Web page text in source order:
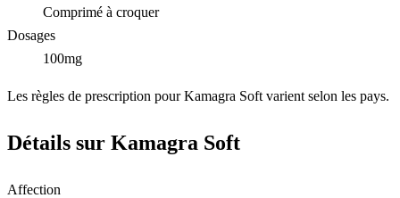
Comprimé à croquer
Dosages
100mg
Les règles de prescription pour Kamagra Soft varient selon les pays.
Détails sur Kamagra Soft
Affection